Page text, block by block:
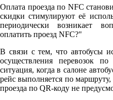
Оплата проезда по NFC
скидки стимулируют её
периодически возникает
оплатить проезд NFC?"
В связи с тем, что автобусы
осуществления перевозок
ситуация, когда в салоне
рейс выполняется по
проезда по QR-коду не